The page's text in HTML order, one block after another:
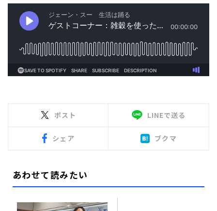
ポスト LINEで送る
シェア ブクマ
あわせて読みたい